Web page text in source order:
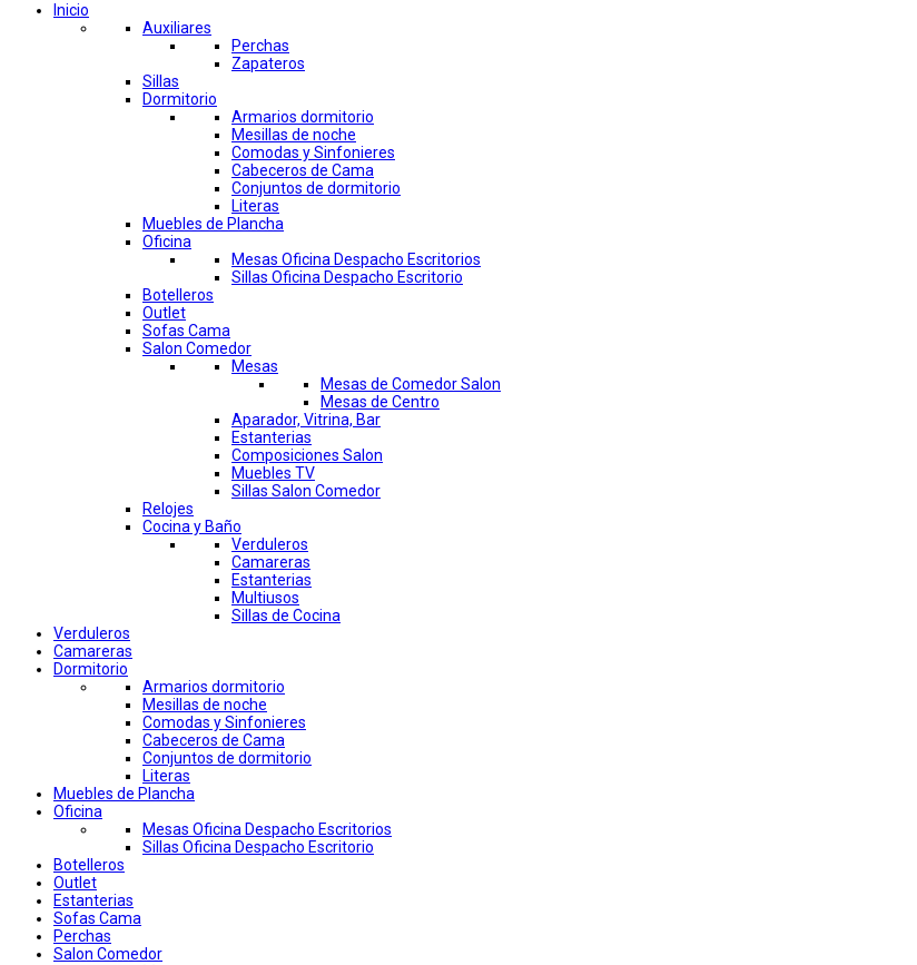
Inicio
Auxiliares
Perchas
Zapateros
Sillas
Dormitorio
Armarios dormitorio
Mesillas de noche
Comodas y Sinfonieres
Cabeceros de Cama
Conjuntos de dormitorio
Literas
Muebles de Plancha
Oficina
Mesas Oficina Despacho Escritorios
Sillas Oficina Despacho Escritorio
Botelleros
Outlet
Sofas Cama
Salon Comedor
Mesas
Mesas de Comedor Salon
Mesas de Centro
Aparador, Vitrina, Bar
Estanterias
Composiciones Salon
Muebles TV
Sillas Salon Comedor
Relojes
Cocina y Baño
Verduleros
Camareras
Estanterias
Multiusos
Sillas de Cocina
Verduleros
Camareras
Dormitorio
Armarios dormitorio
Mesillas de noche
Comodas y Sinfonieres
Cabeceros de Cama
Conjuntos de dormitorio
Literas
Muebles de Plancha
Oficina
Mesas Oficina Despacho Escritorios
Sillas Oficina Despacho Escritorio
Botelleros
Outlet
Estanterias
Sofas Cama
Perchas
Salon Comedor